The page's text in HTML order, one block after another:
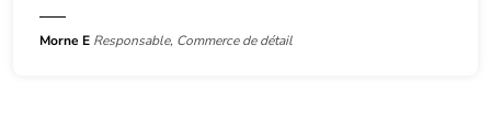
Morne E Responsable, Commerce de détail